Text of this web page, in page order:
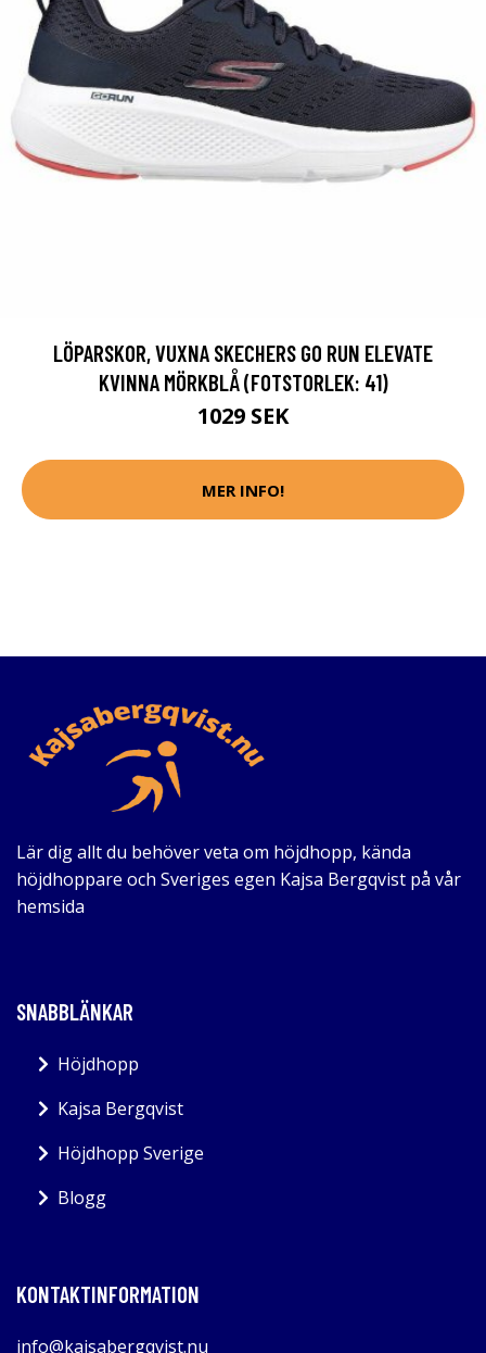
LÖPARSKOR, VUXNA SKECHERS GO RUN ELEVATE
KVINNA MÖRKBLÅ (FOTSTORLEK: 41)
1029 SEK
MER INFO!
Lär dig allt du behöver veta om höjdhopp, kända
höjdhoppare och Sveriges egen Kajsa Bergqvist på vår
hemsida
SNABBLÄNKAR
Höjdhopp
Kajsa Bergqvist
Höjdhopp Sverige
Blogg
KONTAKTINFORMATION
info@kajsabergqvist.nu